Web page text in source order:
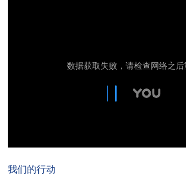
我们的行动